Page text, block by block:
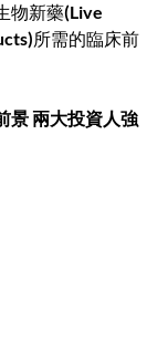
物新藥(Live
所需的臨床前
景 兩大投資人強